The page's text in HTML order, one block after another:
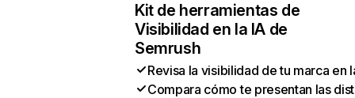
Kit de herramientas de
Visibilidad en la IA de
Semrush
Revisa la visibilidad de tu marca en
Compara cómo te presentan las